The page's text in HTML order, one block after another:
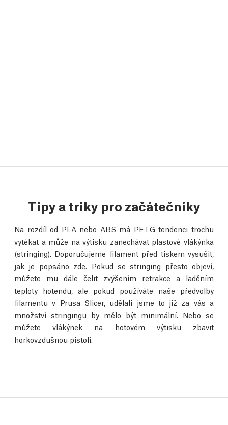
Tipy a triky pro začátečníky
Na rozdíl od PLA nebo ABS má PETG tendenci trochu
vytékat a může na výtisku zanechávat plastové vlákýnka
(stringing). Doporučujeme filament před tiskem vysušit,
jak je popsáno zde. Pokud se stringing přesto objeví,
můžete mu dále čelit zvýšením retrakce a laděním
teploty hotendu, ale pokud používáte naše předvolby
filamentu v Prusa Slicer, udělali jsme to již za vás a
množství stringingu by mělo být minimální. Nebo se
můžete vlákýnek na hotovém výtisku zbavit
horkovzdušnou pistolí.